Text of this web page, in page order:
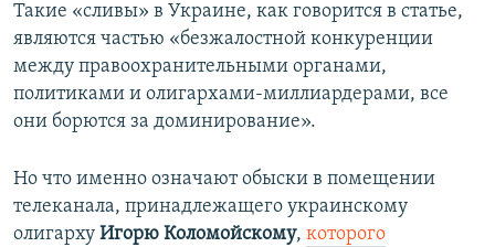
Такие «сливы» в Украине, как говорится в статье,
являются частью «безжалостной конкуренции
между правоохранительными органами,
политиками и олигархами-миллиардерами, все
они борются за доминирование».
Но что именно означают обыски в помещении
телеканала, принадлежащего украинскому
олигарху Игорю Коломойскому, которого